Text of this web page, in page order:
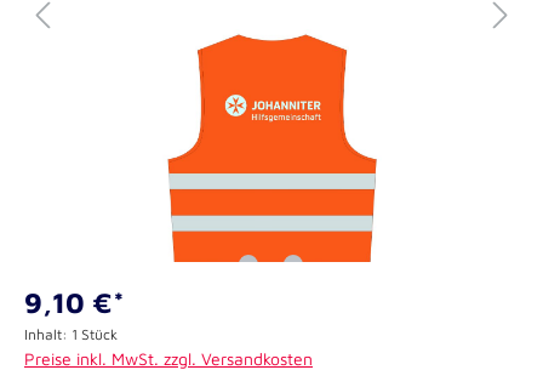
9,10 €*
Inhalt: 1 Stück
Preise inkl. MwSt. zzgl. Versandkosten